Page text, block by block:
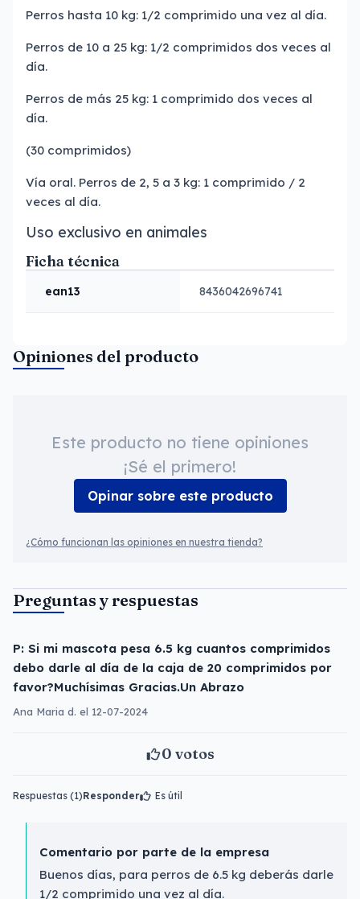
Perros hasta 10 kg: 1/2 comprimido una vez al día.
Perros de 10 a 25 kg: 1/2 comprimidos dos veces al
día.
Perros de más 25 kg: 1 comprimido dos veces al
día.
(30 comprimidos)
Vía oral. Perros de 2, 5 a 3 kg: 1 comprimido / 2
veces al día.
Uso exclusivo en animales
Ficha técnica
ean13 8436042696741
Opiniones del producto
Este producto no tiene opiniones
¡Sé el primero!
Opinar sobre este producto
¿Cómo funcionan las opiniones en nuestra tienda?
Preguntas y respuestas
P: Si mi mascota pesa 6.5 kg cuantos comprimidos
debo darle al día de la caja de 20 comprimidos por
favor?Muchísimas Gracias.Un Abrazo
Ana Maria d. el 12-07-2024
0 votos
Respuestas (1)Responder Es útil
Comentario por parte de la empresa
Buenos días, para perros de 6.5 kg deberás darle
1/2 comprimido una vez al día.